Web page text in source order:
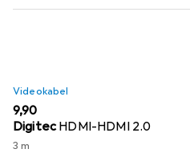
Videokabel
EUR
9,90
DigitecHDMI-HDMI 2.0
3 m